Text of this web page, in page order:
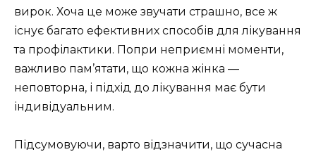
вирок. Хоча це може звучати страшно, все ж
існує багато ефективних способів для лікування
та профілактики. Попри неприємні моменти,
важливо пам’ятати, що кожна жінка —
неповторна, і підхід до лікування має бути
індивідуальним.
Підсумовуючи, варто відзначити, що сучасна